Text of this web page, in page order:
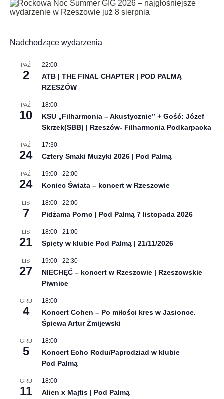
Nadchodzące wydarzenia
PAŹ
2
22:00
ATB | THE FINAL CHAPTER | POD PALMĄ
RZESZÓW
PAŹ
10
18:00
KSU „Filharmonia – Akustycznie” + Gość: Józef
Skrzek(SBB) | Rzeszów- Filharmonia Podkarpacka
PAŹ
24
17:30
Cztery Smaki Muzyki 2026 | Pod Palmą
PAŹ
24
19:00 - 22:00
Koniec Świata – koncert w Rzeszowie
LIS
7
18:00 - 22:00
Pidżama Porno | Pod Palmą 7 listopada 2026
LIS
21
18:00 - 21:00
Spięty w klubie Pod Palmą | 21/11/2026
LIS
27
19:00 - 22:30
NIECHĘĆ – koncert w Rzeszowie | Rzeszowskie
Piwnice
GRU
4
18:00
Koncert Cohen – Po miłości kres w Jasionce.
Śpiewa Artur Żmijewski
GRU
5
18:00
Koncert Echo Rodu/Paprodziad w klubie
Pod Palmą
GRU
11
18:00
Alien x Majtis | Pod Palmą